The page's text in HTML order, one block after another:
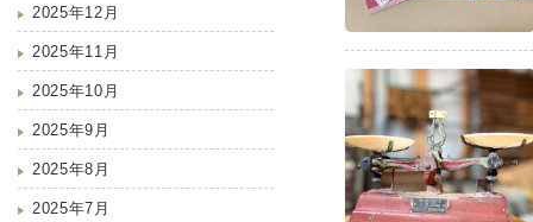
2025年12月
2025年11月
2025年10月
2025年9月
2025年8月
2025年7月